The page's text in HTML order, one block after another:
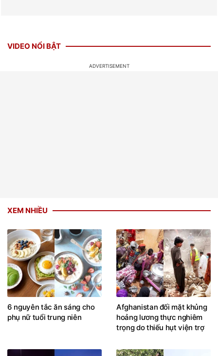
VIDEO NỔI BẬT
XEM NHIỀU
6 nguyên tắc ăn sáng cho
phụ nữ tuổi trung niên
Afghanistan đối mặt khủng
hoảng lương thực nghiêm
trọng do thiếu hụt viện trợ